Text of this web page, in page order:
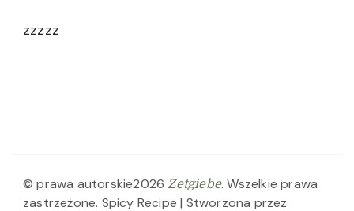
zzzzz
© prawa autorskie2026Zetgiebe. Wszelkie prawa
zastrzeżone. Spicy Recipe | Stworzona przez